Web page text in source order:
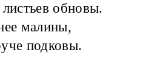
обновы.
малины,
подковы.